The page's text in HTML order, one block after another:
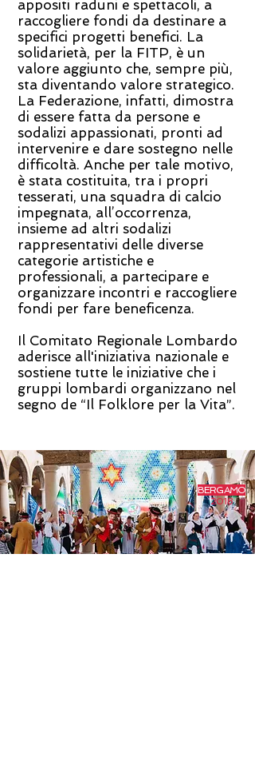
appositi raduni e spettacoli, a
raccogliere fondi da destinare a
specifici progetti benefici. La
solidarietà, per la FITP, è un
valore aggiunto che, sempre più,
sta diventando valore strategico.
La Federazione, infatti, dimostra
di essere fatta da persone e
sodalizi appassionati, pronti ad
intervenire e dare sostegno nelle
difficoltà. Anche per tale motivo,
è stata costituita, tra i propri
tesserati, una squadra di calcio
impegnata, all’occorrenza,
insieme ad altri sodalizi
rappresentativi delle diverse
categorie artistiche e
professionali, a partecipare e
organizzare incontri e raccogliere
fondi per fare beneficenza.
Il Comitato Regionale Lombardo
aderisce all'iniziativa nazionale e
sostiene tutte le iniziative che i
gruppi lombardi organizzano nel
segno de “Il Folklore per la Vita”.
BERGAMO
2018